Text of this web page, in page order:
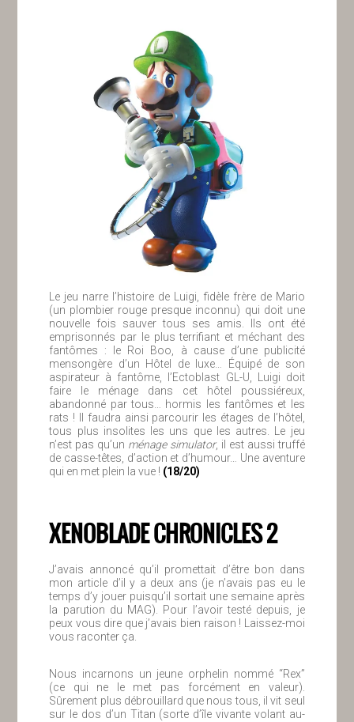
Le jeu narre l’histoire de Luigi, fidèle frère de Mario
(un plombier rouge presque inconnu) qui doit une
nouvelle fois sauver tous ses amis. Ils ont été
emprisonnés par le plus terrifiant et méchant des
fantômes : le Roi Boo, à cause d’une publicité
mensongère d’un Hôtel de luxe… Équipé de son
aspirateur à fantôme, l’Ectoblast GL-U, Luigi doit
faire le ménage dans cet hôtel poussiéreux,
abandonné par tous… hormis les fantômes et les
rats ! Il faudra ainsi parcourir les étages de l’hôtel,
tous plus insolites les uns que les autres. Le jeu
n’est pas qu’un ménage simulator, il est aussi truffé
de casse-têtes, d’action et d’humour… Une aventure
qui en met plein la vue ! (18/20)
XENOBLADE CHRONICLES 2
J’avais annoncé qu’il promettait d’être bon dans
mon article d’il y a deux ans (je n’avais pas eu le
temps d’y jouer puisqu’il sortait une semaine après
la parution du MAG). Pour l’avoir testé depuis, je
peux vous dire que j’avais bien raison ! Laissez-moi
vous raconter ça.
Nous incarnons un jeune orphelin nommé “Rex”
(ce qui ne le met pas forcément en valeur).
Sûrement plus débrouillard que nous tous, il vit seul
sur le dos d’un Titan (sorte d’île vivante volant au-